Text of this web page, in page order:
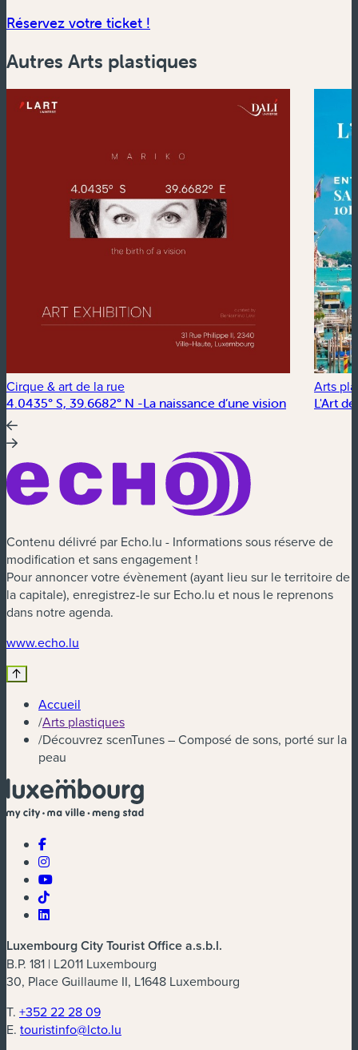
Réservez votre ticket !
Autres Arts plastiques
Cirque & art de la rue
4.0435° S, 39.6682° N -La naissance d’une vision
Arts
L'Art
Contenu délivré par Echo.lu - Informations sous réserve de
modification et sans engagement !
Pour annoncer votre évènement (ayant lieu sur le territoire de
la capitale), enregistrez-le sur Echo.lu et nous le reprenons
dans notre agenda.
www.echo.lu
Accueil
/Arts plastiques
/Découvrez scenTunes – Composé de sons, porté sur la
peau
Luxembourg City Tourist Office a.s.b.l.
B.P. 181 | L2011 Luxembourg
30, Place Guillaume II, L1648 Luxembourg
T. +352 22 28 09
E. touristinfo@lcto.lu